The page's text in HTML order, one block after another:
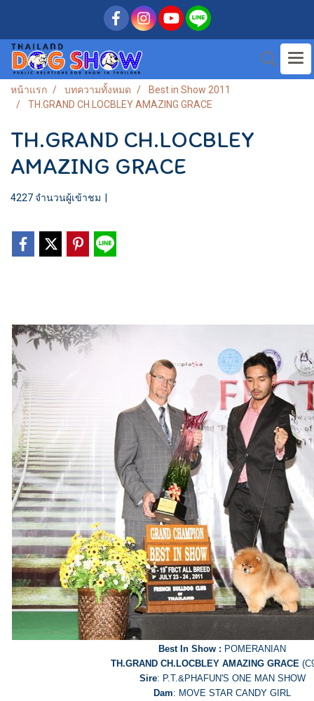
หน้าแรก บทความทั้งหมด
Best in Show 2011
TH.GRAND CH.LOCBLEY AMAZING GRACE
TH.GRAND CH.LOCBLEY
AMAZING GRACE
4227 จำนวนผู้เข้าชม
Best In Show : POMERANIAN
TH.GRAND CH.LOCBLEY AMAZING GRACE
Sire: P.T.&PHAFUN'S ONE MAN SHOW
Dam: MOVE STAR CANDY GIRL